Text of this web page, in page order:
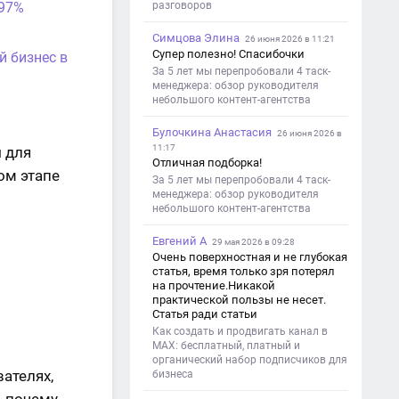
бизнес в
для
этапе
разговоров
Симцова Элина 26 июня 2026 в 11:21
Супер полезно! Спасибочки
За 5 лет мы перепробовали 4 таск-
менеджера: обзор руководителя
небольшого контент-агентства
Булочкина Анастасия
26 июня 2026 в
11:17
Отличная подборка!
За 5 лет мы перепробовали 4 таск-
менеджера: обзор руководителя
небольшого контент-агентства
Евгений А 29 мая 2026 в 09:28
Очень поверхностная и не глубокая
статья, время только зря потерял
на прочтение.Никакой
практической пользы не несет.
Статья ради статьи
Как создать и продвигать канал в
MAX: бесплатный, платный и
органический набор подписчиков для
бизнеса